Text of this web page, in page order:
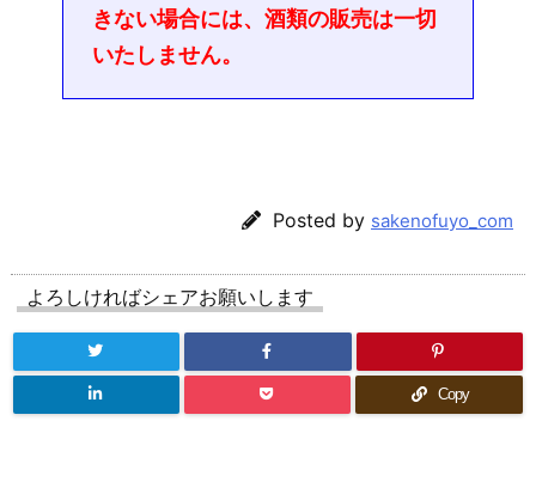
きない場合には、酒類の販売は一切
いたしません。
Posted by sakenofuyo_com
よろしければシェアお願いします
Copy